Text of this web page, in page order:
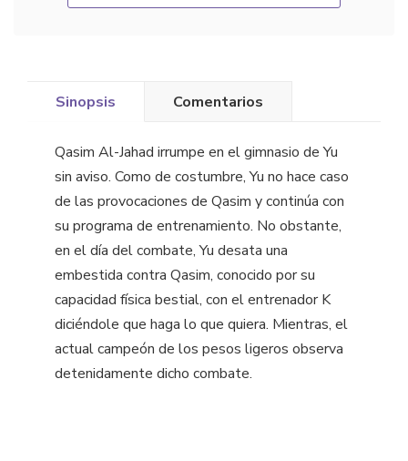
Sinopsis Comentarios
Qasim Al-Jahad irrumpe en el gimnasio de Yu
sin aviso. Como de costumbre, Yu no hace caso
de las provocaciones de Qasim y continúa con
su programa de entrenamiento. No obstante,
en el día del combate, Yu desata una
embestida contra Qasim, conocido por su
capacidad física bestial, con el entrenador K
diciéndole que haga lo que quiera. Mientras, el
actual campeón de los pesos ligeros observa
detenidamente dicho combate.